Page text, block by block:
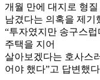
개월 만에 대지로 형
남겼다는 의혹을 제기
“투자였지만 송구스
주택을 지어
살아보겠다는 호사스
어야 했다”고 답변했